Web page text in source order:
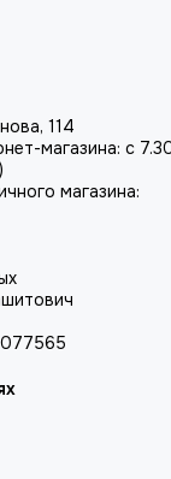
114
магазина: с
магазина: